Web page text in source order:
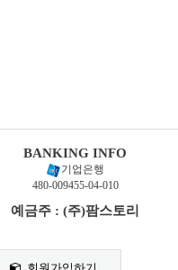
BANKING INFO
기업은행
480-009455-04-010
예금주 : (주)팜스토리